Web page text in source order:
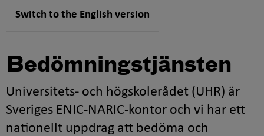
Switch to the English version
Bedömningstjänsten
Universitets- och högskolerådet (UHR) är
Sveriges ENIC-NARIC-kontor och vi har ett
nationellt uppdrag att bedöma och